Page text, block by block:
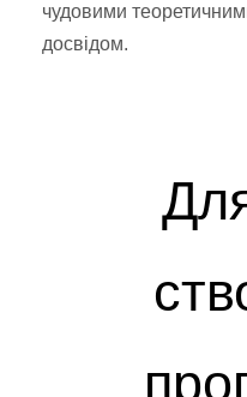
чудовими
досвідом.